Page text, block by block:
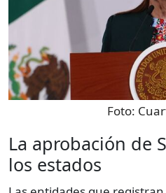
Foto:
La aprobación de
los estados